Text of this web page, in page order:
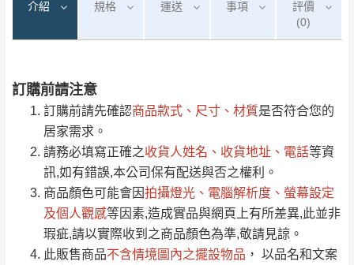
介紹
規格
運送
事項
評價
(0)
訂購前請注意
訂購前請先確認商品款式、尺寸、材質是否符合您的
居家需求。
請務必填寫正確之收貨人姓名、收貨地址、電話等資
訊,如有錯誤,本公司保有配送與否之權利。
商品顏色可能會因拍攝燈光、電腦解析度、螢幕設定
及個人觀感等因素,造成實品與網頁上有所差異,此並非
瑕疵,請以實際收到之商品顏色為準,敬請見諒。
此販售商品不含情境圖內之擺設物品 ， 以品名和文案
運 費 說 明
運送地區 運送費用
偏遠地區
（請先線上詢問 LINE
→@dershin ）
桃園 復興鄉
注意事項：
由於品項繁多，網頁無法及時更新，如有需
要購買商品，請於出發前來電或到「官方
Line客服」來信確認商品是否有「現貨」與
「金額」。
若商品價格或庫存有異常，商家有權取消訂
單。部分網路商品恕無法更改原設計或客製，敬請
見諒！
0/5 (0)筆
全部 依評論高至低排列
依評論低至高排列 只顯示附上圖片
只顯示附上評論